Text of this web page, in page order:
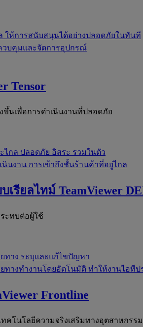
ให้การสนับสนุนได้อย่างปลอดภัยในทันที
วบคุมและจัดการอุปกรณ์
Tensor
ขึ้นเพื่อการดำเนินงานที่ปลอดภัย
ไกล ปลอดภัย อิสระ รวมในตัว
นินงาน การเข้าถึงชั้นร้านค้าที่อยู่ไกล
เรียลไทม์ TeamViewer
ะทบต่อผู้ใช้
ทาง ระบุและแก้ไขปัญหา
ทางทำงานโดยอัตโนมัติ ทำให้งานไอที
Frontline
คโนโลยีความจริงเสริมทางอุตสาหกรรม